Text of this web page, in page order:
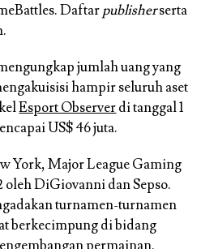
Daftarpublisherserta
jumlah uang yang
hampir seluruh aset
Esport Observerdi tanggal 1
US$ 46 juta.
York, Major League Gaming
DiGiovanni dan Sepso.
turnamen-turnamen
berkecimpung di bidang